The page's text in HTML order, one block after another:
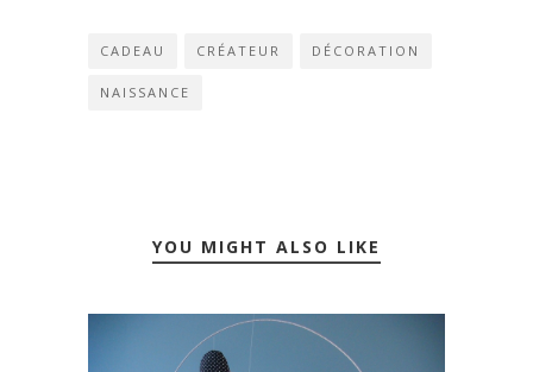
CADEAU CRÉATEUR DÉCORATION
NAISSANCE
YOU MIGHT ALSO LIKE